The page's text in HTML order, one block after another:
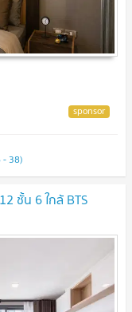
- 38)
ชั้น 6 ใกล้ BTS